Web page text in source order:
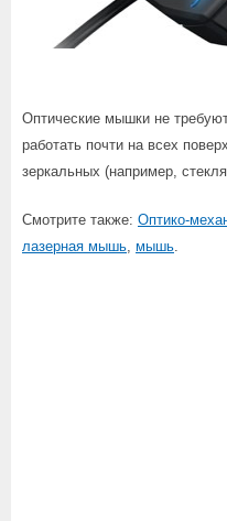
Оптические мышки не
работать почти на всех
зеркальных (например,
Смотрите также: Оптико-
лазерная мышь, мышь.